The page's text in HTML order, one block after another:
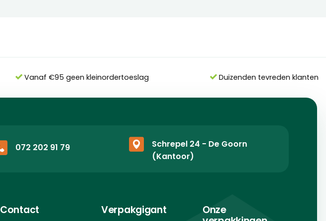
Vanaf €95 geen kleinordertoeslag Duizenden tevreden klanten
072 202 91 79
Schrepel 24 - De Goorn
(Kantoor)
Contact Verpakgigant
Onze